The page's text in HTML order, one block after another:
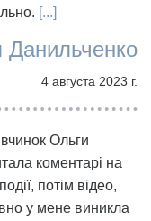
[...]
Данильченко
4 августа 2023 г.
Ольги
коментарі на
потім відео,
у мене виникла